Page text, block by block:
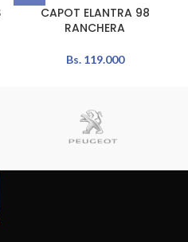
CAPOT ELANTRA 98
RANCHERA
Bs.119.000